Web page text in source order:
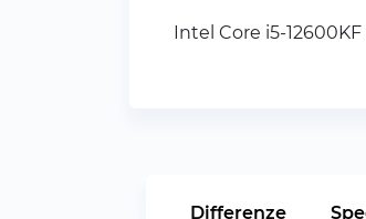
Intel Core i5-
Differenze